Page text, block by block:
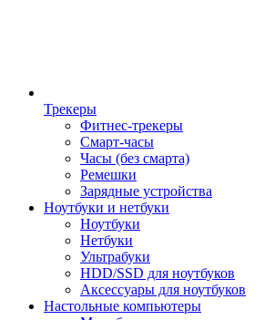
Трекеры
Фитнес-трекеры
Смарт-часы
Часы (без смарта)
Ремешки
Зарядные устройства
Ноутбуки и нетбуки
Ноутбуки
Нетбуки
Ультрабуки
HDD/SSD для ноутбуков
Аксессуары для ноутбуков
Настольные компьютеры